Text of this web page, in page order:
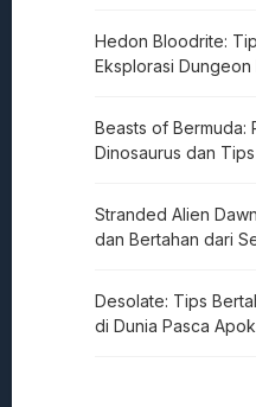
Hedon Bloodrite:
Eksplorasi Dungeon
Beasts of Bermuda:
Dinosaurus dan
Stranded Alien
dan Bertahan dari
Desolate: Tips
di Dunia Pasca